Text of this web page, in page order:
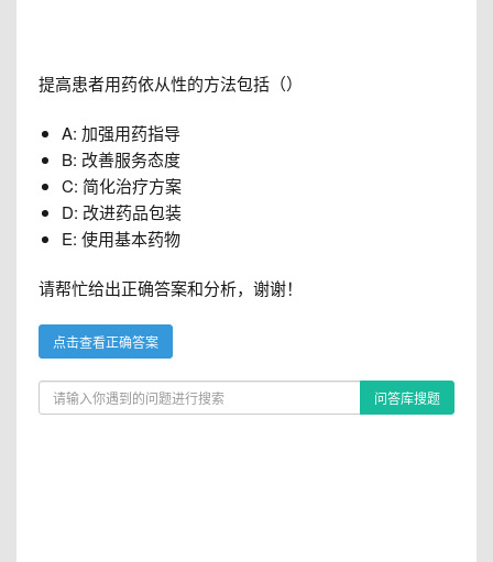
提高患者用药依从性的方法包括（）
A: 加强用药指导
B: 改善服务态度
C: 简化治疗方案
D: 改进药品包装
E: 使用基本药物
请帮忙给出正确答案和分析，谢谢！
点击查看正确答案
问答库搜题